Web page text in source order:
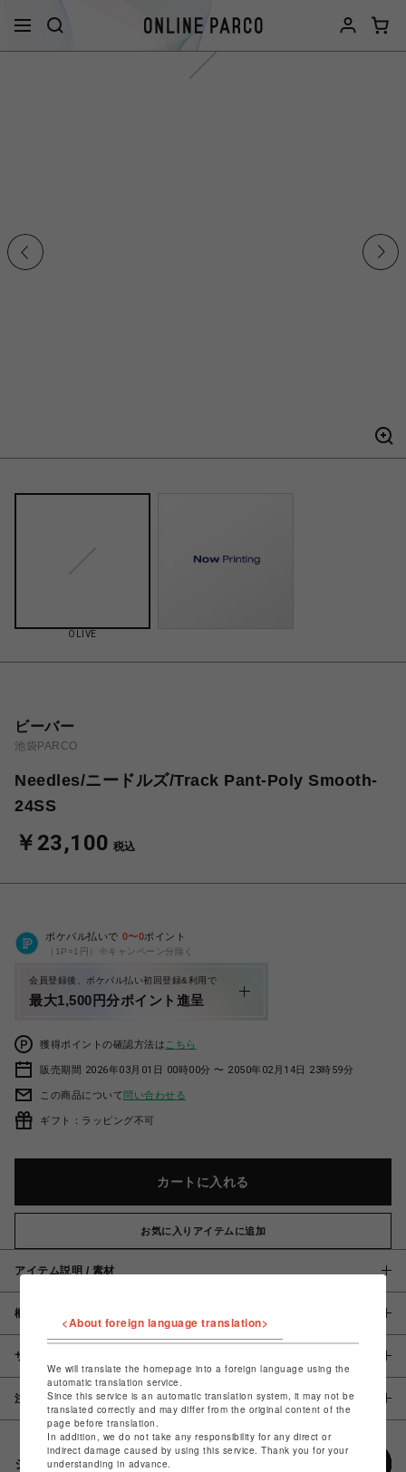
OLIVE
ビーバー
池袋PARCO
Needles/ニードルズ/Track Pant-Poly Smooth-
24SS
￥23,100 税込
ポケパル払いで 0〜0ポイント
（1P=1円）※キャンペーン分除く
会員登録後、ポケパル払い初回登録&利用で
最大1,500円分ポイント進呈
獲得ポイントの確認方法は こちら
販売期間 2026年03月01日 00時00分 〜 2050年02月14日 23時59分
この商品について問い合わせる
ギフト：ラッピング不可
カートに入れる
お気に入りアイテムに追加
アイテム説明 / 素材
概要
サイズ
注意事項
シェアする
<About foreign language translation>
We will translate the homepage into a foreign language using the
automatic translation service.
Since this service is an automatic translation system, it may not be
translated correctly and may differ from the original content of the
page before translation.
In addition, we do not take any responsibility for any direct or
indirect damage caused by using this service. Thank you for your
understanding in advance.